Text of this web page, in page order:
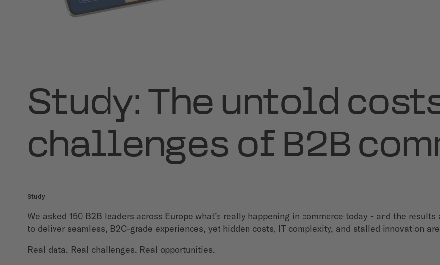
Study: The untold
challenges of B2B
Study
We asked 150 B2B leaders across Europe what’s really happening in commerce today - and the
to deliver seamless, B2C-grade experiences, yet hidden costs, IT complexity, and stalled innovation
Real data. Real challenges. Real opportunities.